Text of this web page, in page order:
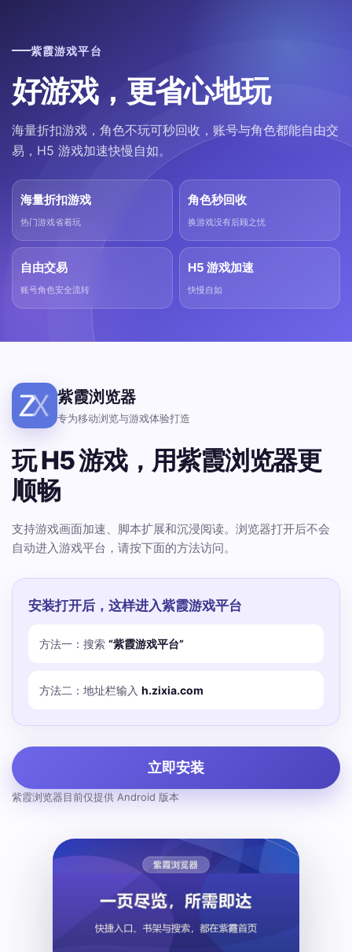
紫霞游戏平台
好游戏，更省心地玩
海量折扣游戏，角色不玩可秒回收，账号与角色都能自由交
易，H5 游戏加速快慢自如。
海量折扣游戏
热门游戏省着玩
角色秒回收
换游戏没有后顾之忧
自由交易
账号角色安全流转
H5 游戏加速
快慢自如
紫霞浏览器
专为移动浏览与游戏体验打造
玩 H5 游戏，用紫霞浏览器更
顺畅
支持游戏画面加速、脚本扩展和沉浸阅读。浏览器打开后不会
自动进入游戏平台，请按下面的方法访问。
安装打开后，这样进入紫霞游戏平台
方法一：搜索 “紫霞游戏平台”
方法二：地址栏输入 h.zixia.com
立即安装
紫霞浏览器目前仅提供 Android 版本